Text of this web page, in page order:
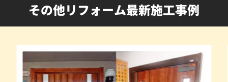
その他リフォーム最新施工事例